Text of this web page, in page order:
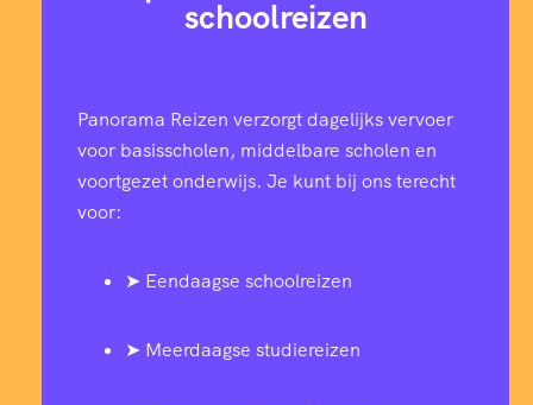
schoolreizen
Panorama Reizen verzorgt dagelijks vervoer
voor basisscholen, middelbare scholen en
voortgezet onderwijs. Je kunt bij ons terecht
voor:
➤ Eendaagse schoolreizen
➤ Meerdaagse studiereizen